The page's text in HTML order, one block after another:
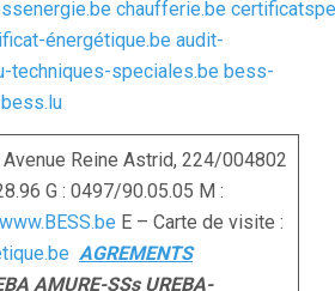
chaufferie.be
énergétique.be audit-
techniques-speciales.be bess-
bess.lu
Reine Astrid, 224/004802
G : 0497/90.05.05 M :
www.BESS.be E – Carte de visite :
AGREMENTS
AMURE-SSs UREBA-